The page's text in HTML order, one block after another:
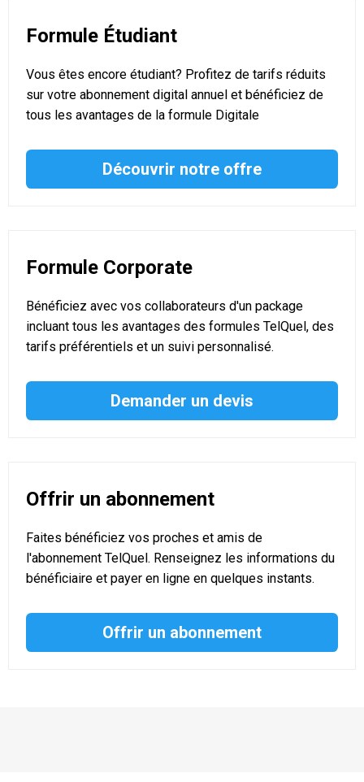
Formule Étudiant
Vous êtes encore étudiant? Profitez de tarifs réduits
sur votre abonnement digital annuel et bénéficiez de
tous les avantages de la formule Digitale
Découvrir notre offre
Formule Corporate
Bénéficiez avec vos collaborateurs d'un package
incluant tous les avantages des formules TelQuel, des
tarifs préférentiels et un suivi personnalisé.
Demander un devis
Offrir un abonnement
Faites bénéficiez vos proches et amis de
l'abonnement TelQuel. Renseignez les informations du
bénéficiaire et payer en ligne en quelques instants.
Offrir un abonnement